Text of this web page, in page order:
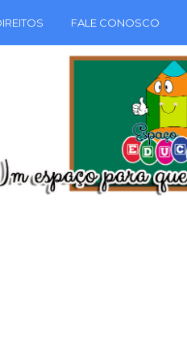
FALE CONOSCO